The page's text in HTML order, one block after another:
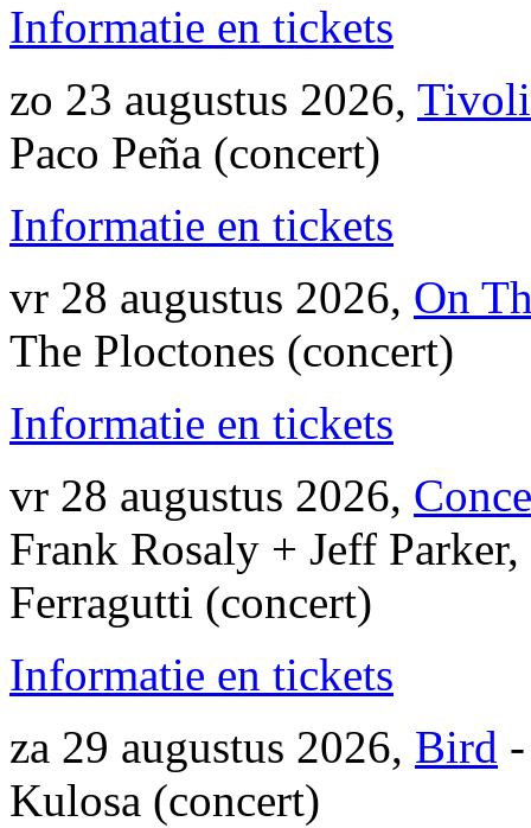
Informatie en tickets
zo 23 augustus 2026,
Paco Peña (concert)
Informatie en tickets
vr 28 augustus 2026, On
The Ploctones (concert)
Informatie en tickets
vr 28 augustus 2026,
Frank Rosaly + Jeff
Ferragutti (concert)
Informatie en tickets
za 29 augustus 2026, Bird
Kulosa (concert)